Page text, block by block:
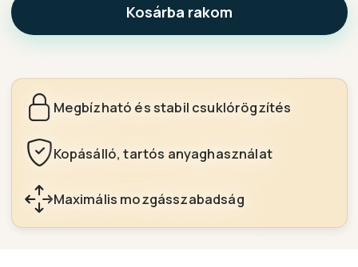
Kosárba rakom
Megbízható és stabil csuklórögzítés
Kopásálló, tartós anyaghasználat
Maximális mozgásszabadság